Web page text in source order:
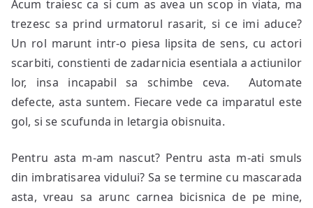
Acum traiesc ca si cum as avea un scop in viata, ma
trezesc sa prind urmatorul rasarit, si ce imi aduce?
Un rol marunt intr-o piesa lipsita de sens, cu actori
scarbiti, constienti de zadarnicia esentiala a actiunilor
lor, insa incapabil sa schimbe ceva. Automate
defecte, asta suntem. Fiecare vede ca imparatul este
gol, si se scufunda in letargia obisnuita.
Pentru asta m-am nascut? Pentru asta m-ati smuls
din imbratisarea vidului? Sa se termine cu mascarada
asta, vreau sa arunc carnea bicisnica de pe mine,